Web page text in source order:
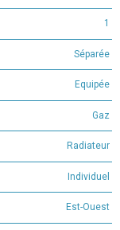
1
Séparée
Equipée
Gaz
Radiateur
Individuel
Est-Ouest